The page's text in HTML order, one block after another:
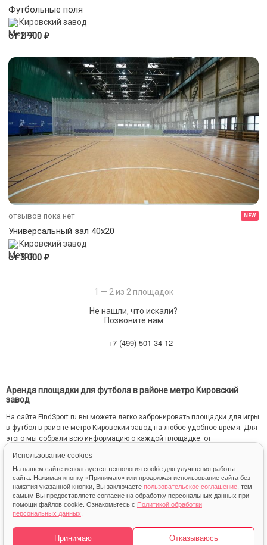
Использование cookies
На нашем сайте используется технология cookie для улучшения работы
сайта. Нажимая кнопку «Принимаю» или продолжая использование сайта без
нажатия указанной кнопки, Вы заключаете пользовательское соглашение , тем
самым Вы предоставляете согласие на обработку персональных данных при
помощи файлов cookie. Ознакомьтесь с Политикой обработки
персональных данных
Принимаю Отказываюсь
Футбольные поля
Кировский завод
от 2 900 ₽
отзывов пока нет NEW
Универсальный зал 40х20
Кировский завод
от 3 000 ₽
1 — 2 из 2 площадок
Не нашли, что искали?
Позвоните нам
+7 (499) 501-34-12
Аренда площадки для футбола в районе метро Кировский
завод
На сайте FindSport.ru вы можете легко забронировать площадки для игры
в футбол в районе метро Кировский завод на любое удобное время. Для
этого мы собрали всю информацию о каждой площадке: от